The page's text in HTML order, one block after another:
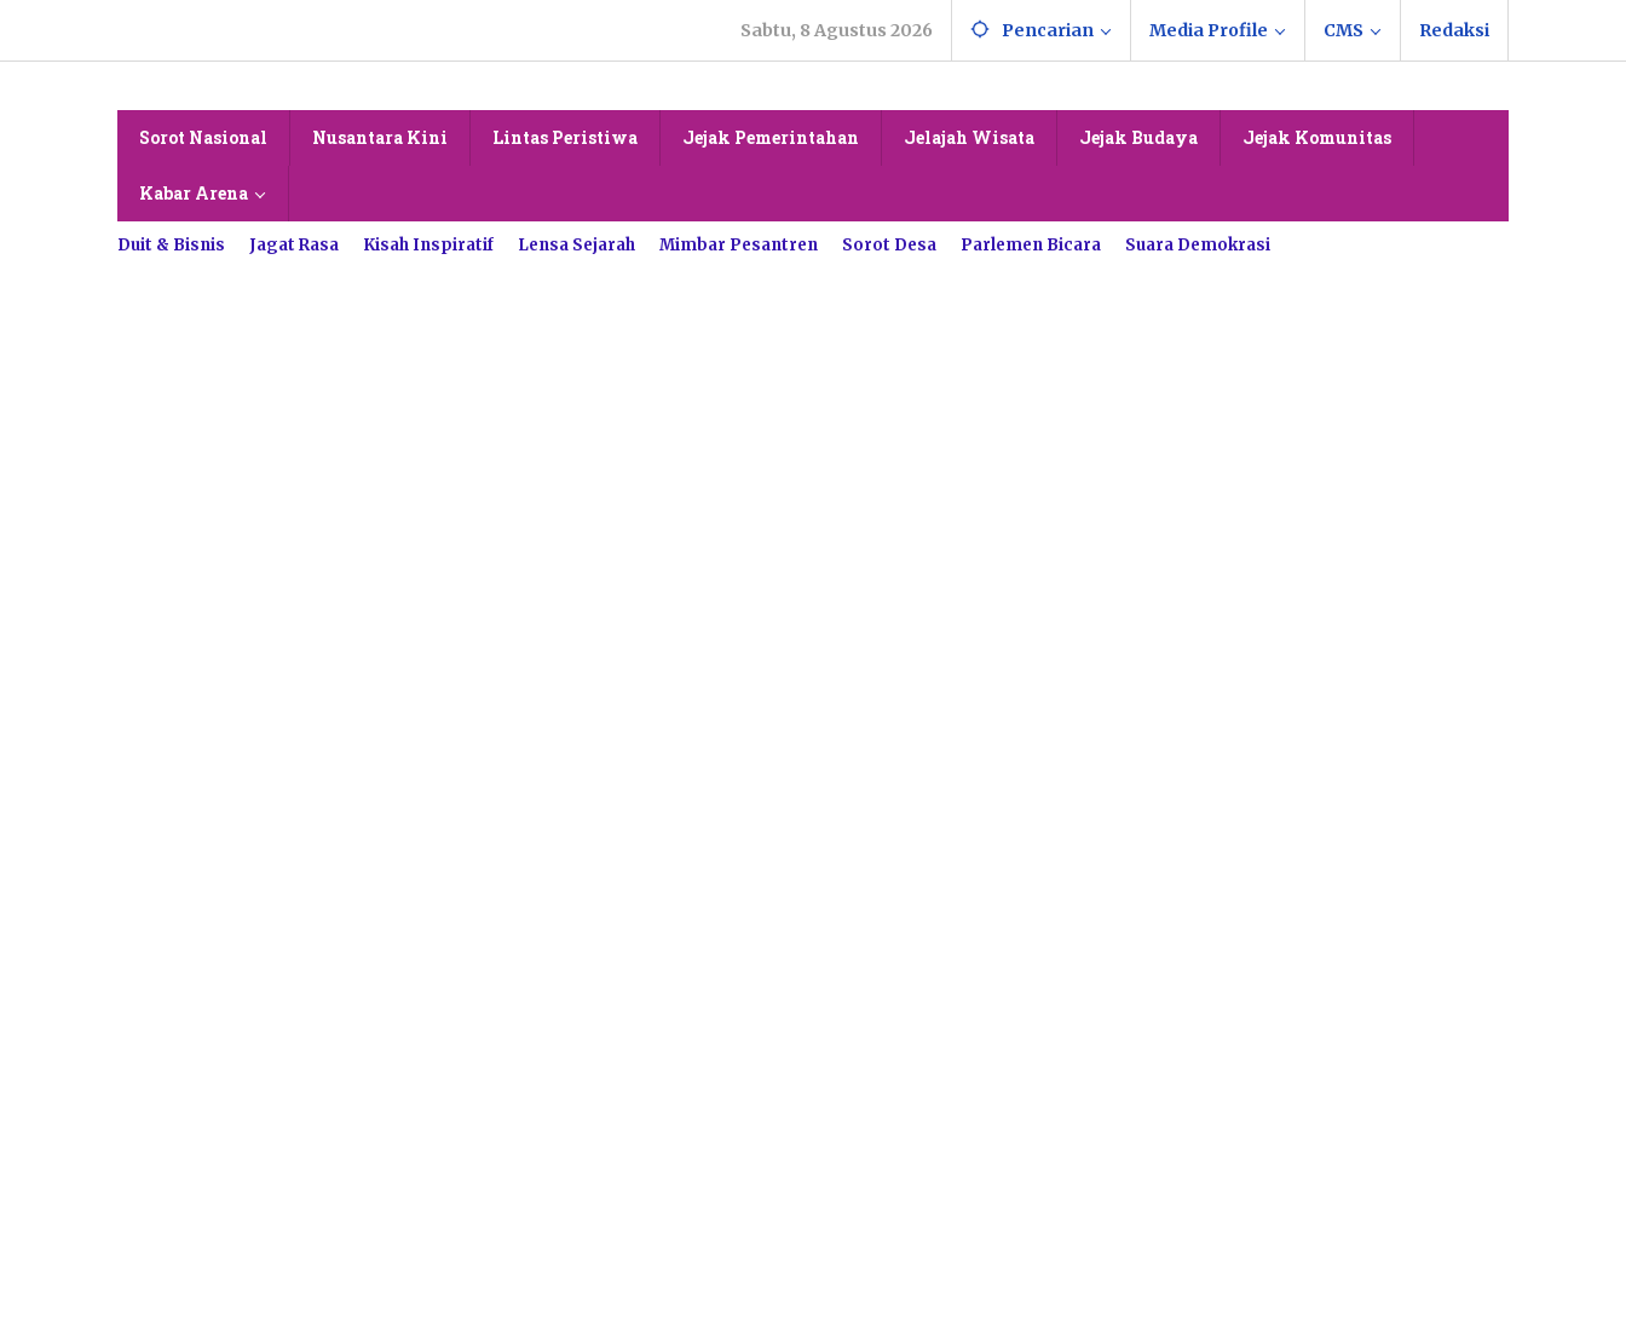
konten
Sabtu, 8 Agustus 2026 Pencarian Media Profile CMS Redaksi
Sorot Nasional Nusantara Kini Lintas Peristiwa Jejak Pemerintahan Jelajah Wisata Jejak Budaya Jejak Komunitas
Kabar Arena
Duit & Bisnis Jagat Rasa Kisah Inspiratif Lensa Sejarah Mimbar Pesantren Sorot Desa Parlemen Bicara Suara Demokrasi